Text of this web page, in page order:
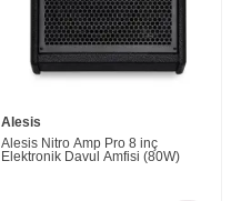
Alesis
Alesis Nitro Amp Pro 8 inç
Elektronik Davul Amfisi (80W)